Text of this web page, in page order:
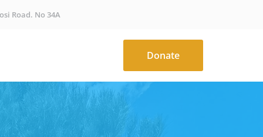
Road. No 34A
Donate